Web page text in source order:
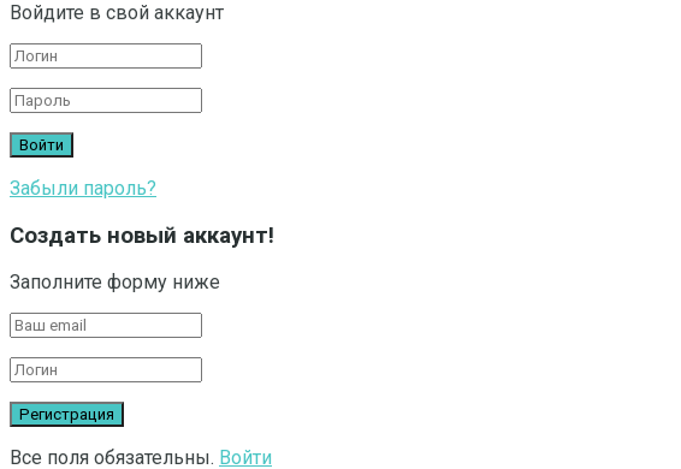
Войдите в свой аккаунт
Забыли пароль?
Создать новый аккаунт!
Заполните форму ниже
Все поля обязательны. Войти